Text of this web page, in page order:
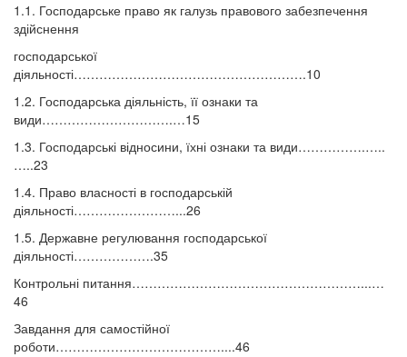
1.1. Господарське право як галузь правового забезпечення
здійснення
господарської
діяльності……………………………………………….10
1.2. Господарська діяльність, її ознаки та
види………………………….…15
1.3. Господарські відносини, їхні ознаки та види…………….…..
…..23
1.4. Право власності в господарській
діяльності……………………...26
1.5. Державне регулювання господарської
діяльності……………….35
Контрольні питання………………………………………………...…
46
Завдання для самостійної
роботи…………………………………....46